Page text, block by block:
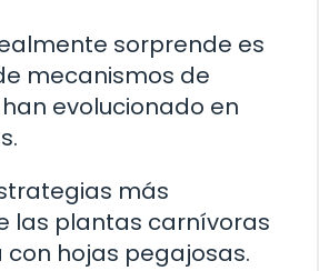
sorprende es
mecanismos de
evolucionado en
más
las plantas carnívoras
hojas pegajosas.